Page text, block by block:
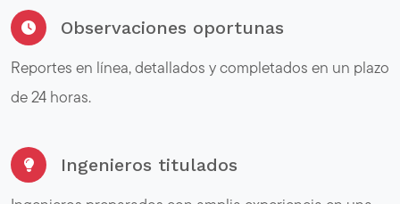
Observaciones oportunas
Reportes en línea, detallados y completados en un plazo
de 24 horas.
Ingenieros titulados